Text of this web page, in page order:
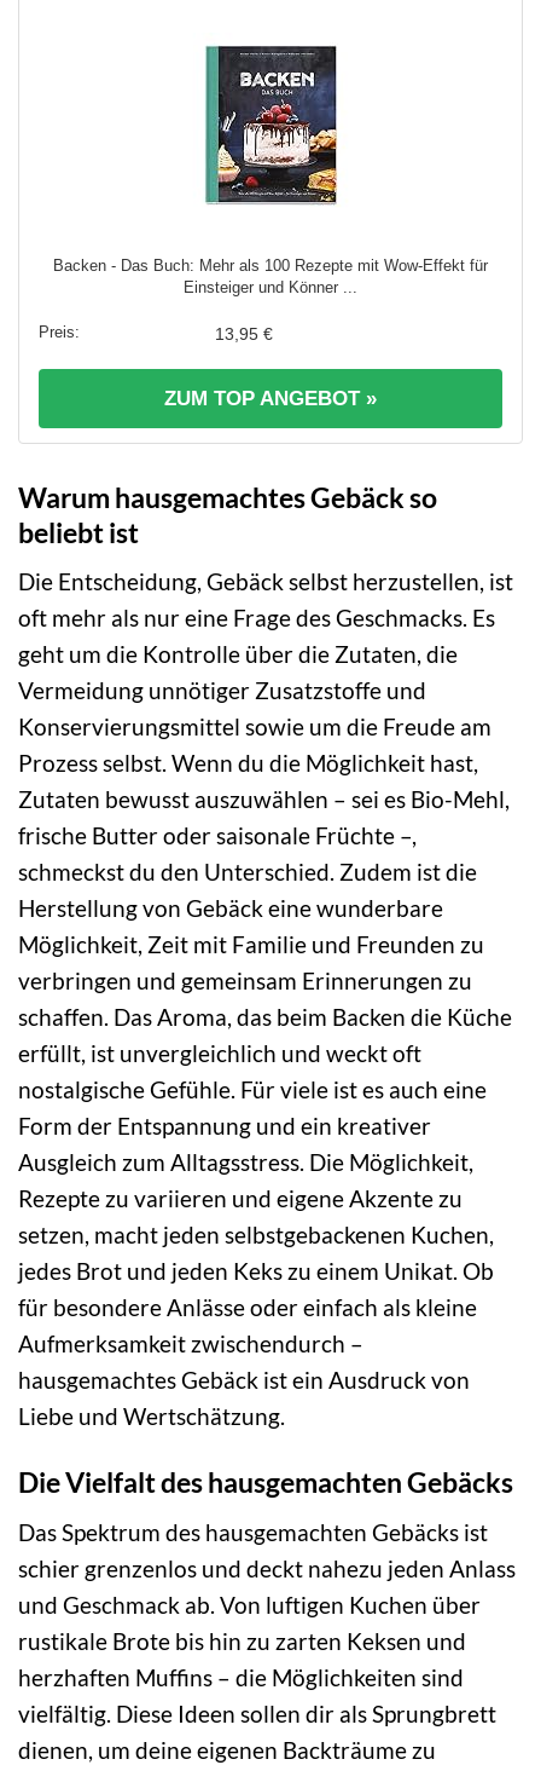
Backen - Das Buch: Mehr als 100 Rezepte mit Wow-Effekt für
Einsteiger und Könner ...
13,95 €
ZUM TOP ANGEBOT »
Warum hausgemachtes Gebäck so
beliebt ist
Die Entscheidung, Gebäck selbst herzustellen, ist
oft mehr als nur eine Frage des Geschmacks. Es
geht um die Kontrolle über die Zutaten, die
Vermeidung unnötiger Zusatzstoffe und
Konservierungsmittel sowie um die Freude am
Prozess selbst. Wenn du die Möglichkeit hast,
Zutaten bewusst auszuwählen – sei es Bio-Mehl,
frische Butter oder saisonale Früchte –,
schmeckst du den Unterschied. Zudem ist die
Herstellung von Gebäck eine wunderbare
Möglichkeit, Zeit mit Familie und Freunden zu
verbringen und gemeinsam Erinnerungen zu
schaffen. Das Aroma, das beim Backen die Küche
erfüllt, ist unvergleichlich und weckt oft
nostalgische Gefühle. Für viele ist es auch eine
Form der Entspannung und ein kreativer
Ausgleich zum Alltagsstress. Die Möglichkeit,
Rezepte zu variieren und eigene Akzente zu
setzen, macht jeden selbstgebackenen Kuchen,
jedes Brot und jeden Keks zu einem Unikat. Ob
für besondere Anlässe oder einfach als kleine
Aufmerksamkeit zwischendurch –
hausgemachtes Gebäck ist ein Ausdruck von
Liebe und Wertschätzung.
Die Vielfalt des hausgemachten Gebäcks
Das Spektrum des hausgemachten Gebäcks ist
schier grenzenlos und deckt nahezu jeden Anlass
und Geschmack ab. Von luftigen Kuchen über
rustikale Brote bis hin zu zarten Keksen und
herzhaften Muffins – die Möglichkeiten sind
vielfältig. Diese Ideen sollen dir als Sprungbrett
dienen, um deine eigenen Backträume zu